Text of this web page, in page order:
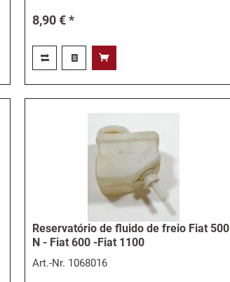
8,90 € *
Reservatório de fluido de freio Fiat 500
N - Fiat 600 -Fiat 1100
Art.-Nr. 1068016